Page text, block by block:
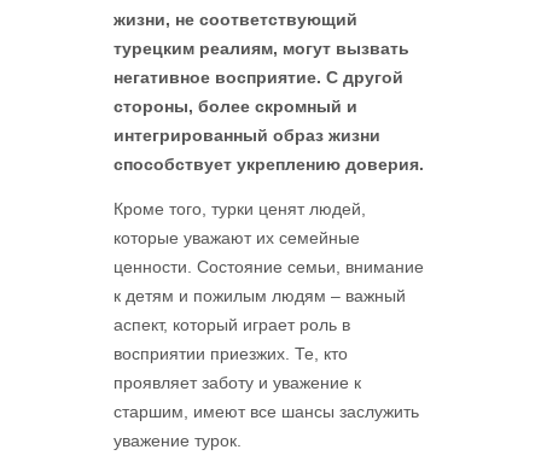
жизни, не соответствующий
турецким реалиям, могут вызвать
негативное восприятие. С другой
стороны, более скромный и
интегрированный образ жизни
способствует укреплению доверия.
Кроме того, турки ценят людей,
которые уважают их семейные
ценности. Состояние семьи, внимание
к детям и пожилым людям – важный
аспект, который играет роль в
восприятии приезжих. Те, кто
проявляет заботу и уважение к
старшим, имеют все шансы заслужить
уважение турок.